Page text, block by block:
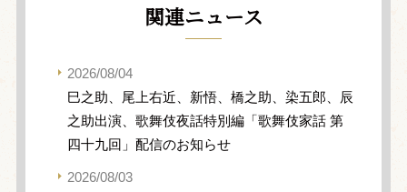
関連ニュース
2026/08/04
巳之助、尾上右近、新悟、橋之助、染五郎、辰
之助出演、歌舞伎夜話特別編「歌舞伎家話 第
四十九回」配信のお知らせ
2026/08/03